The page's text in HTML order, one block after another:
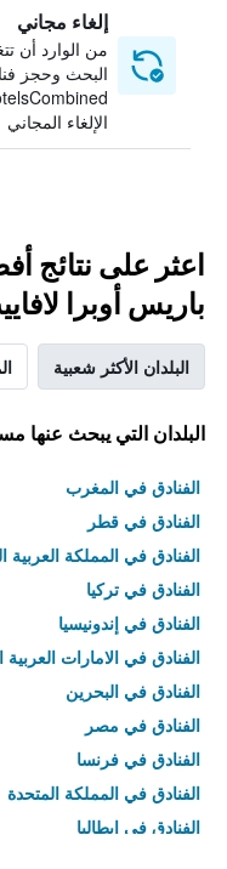
إلغاء مجاني
من الوارد أن
البحث وحجز
الإلغاء المجاني
اعثر على نتائج
باريس أوبرا
البلدان الأكثر شعبية
البلدان التي يبحث عنها
الفنادق في المغرب
الفنادق في قطر
الفنادق في المملكة العربية
الفنادق في تركيا
الفنادق في إندونيسيا
الفنادق في الامارات العربية
الفنادق في البحرين
الفنادق في مصر
الفنادق في فرنسا
الفنادق في المملكة المتحدة
الفنادق في إيطاليا